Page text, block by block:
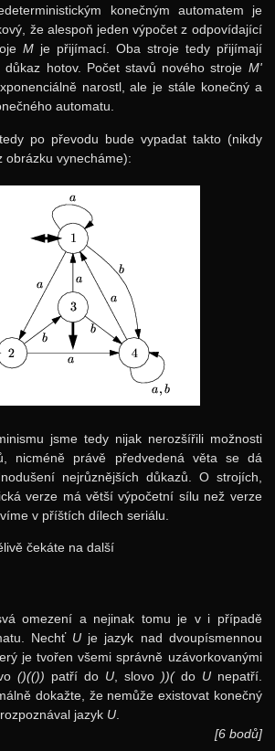
konečným automatem je
že alespoň jeden výpočet z odpovídající
M je přijímací. Oba stroje tedy přijímají
hotov. Počet stavů nového stroje M'
narostl, ale je stále konečný a
automatu.
po převodu bude vypadat takto (nikdy
obrázku vynecháme):
jsme tedy nijak nerozšířili možnosti
nicméně právě předvedená věta se dá
nejrůznějších důkazů. O strojích,
verze má větší výpočetní sílu než verze
v příštích dílech seriálu.
čekáte na další
omezení a nejinak tomu je v i případě
Nechť U je jazyk nad dvoupísmennou
je tvořen všemi správně uzávorkovanými
()(()) patří do U, slovo ))(do Unepatří.
dokažte, že nemůže existovat konečný
jazyk U
[6 bodů]